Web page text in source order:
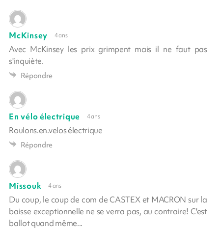
McKinsey 4 ans
Avec McKinsey les prix grimpent mais il ne faut pas
s'inquiète.
Répondre
En vélo électrique 4 ans
Roulons.en.velos électrique
Répondre
Missouk 4 ans
Du coup, le coup de com de CASTEX et MACRON sur la
baisse exceptionnelle ne se verra pas, au contraire! C'est
ballot quand même...